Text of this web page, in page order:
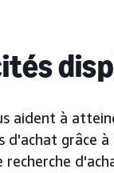
aident à
grâce